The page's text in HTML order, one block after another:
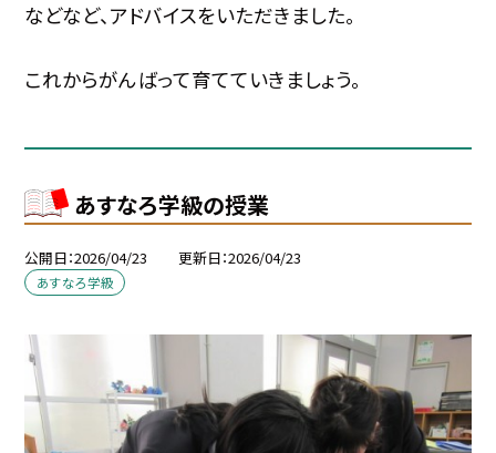
などなど、アドバイスをいただきました。
これからがんばって育てていきましょう。
あすなろ学級の授業
公開日 2026/04/23 更新日 2026/04/23
あすなろ学級